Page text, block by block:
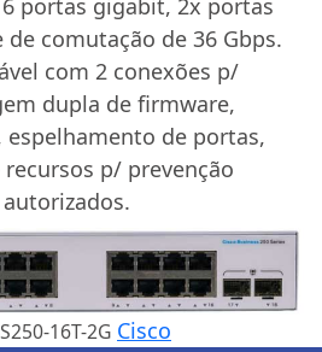
comutação de 36 Gbps.
com 2 conexões p/
dupla de firmware,
espelhamento de portas,
p/ prevenção
16T-2G Cisco